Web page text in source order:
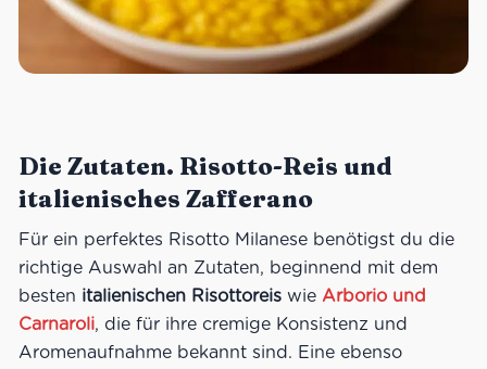
Die Zutaten. Risotto-Reis und
italienisches Zafferano
Für ein perfektes Risotto Milanese benötigst du die
richtige Auswahl an Zutaten, beginnend mit dem
besten italienischen Risottoreiswie Arborio und
Carnaroli, die für ihre cremige Konsistenz und
Aromenaufnahme bekannt sind. Eine ebenso